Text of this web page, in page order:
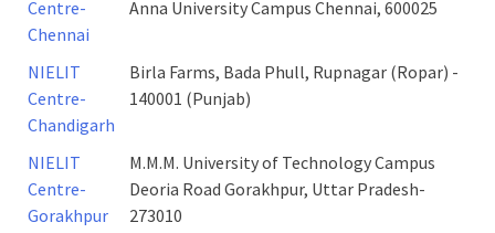
Centre-
Chennai
Anna University Campus Chennai, 600025
NIELIT
Centre-
Chandigarh
Birla Farms, Bada Phull, Rupnagar (Ropar) -
140001 (Punjab)
NIELIT
Centre-
Gorakhpur
M.M.M. University of Technology Campus
Deoria Road Gorakhpur, Uttar Pradesh-
273010